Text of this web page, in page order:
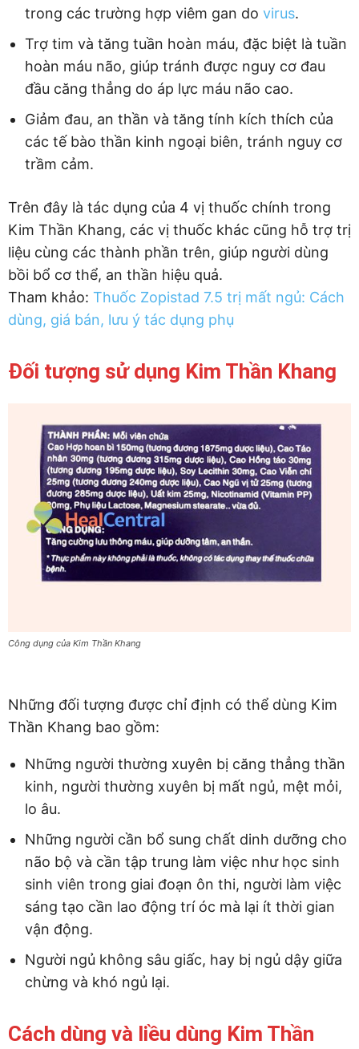
trong các trường hợp viêm gan do virus.
Trợ tim và tăng tuần hoàn máu, đặc biệt là tuần
hoàn máu não, giúp tránh được nguy cơ đau
đầu căng thẳng do áp lực máu não cao.
Giảm đau, an thần và tăng tính kích thích của
các tế bào thần kinh ngoại biên, tránh nguy cơ
trầm cảm.
Trên đây là tác dụng của 4 vị thuốc chính trong
Kim Thần Khang, các vị thuốc khác cũng hỗ trợ trị
liệu cùng các thành phần trên, giúp người dùng
bồi bổ cơ thể, an thần hiệu quả.
Tham khảo: Thuốc Zopistad 7.5 trị mất ngủ: Cách
dùng, giá bán, lưu ý tác dụng phụ
Đối tượng sử dụng Kim Thần Khang
Công dụng của Kim Thần Khang
Những đối tượng được chỉ định có thể dùng Kim
Thần Khang bao gồm:
Những người thường xuyên bị căng thẳng thần
kinh, người thường xuyên bị mất ngủ, mệt mỏi,
lo âu.
Những người cần bổ sung chất dinh dưỡng cho
não bộ và cần tập trung làm việc như học sinh
sinh viên trong giai đoạn ôn thi, người làm việc
sáng tạo cần lao động trí óc mà lại ít thời gian
vận động.
Người ngủ không sâu giấc, hay bị ngủ dậy giữa
chừng và khó ngủ lại.
Cách dùng và liều dùng Kim Thần